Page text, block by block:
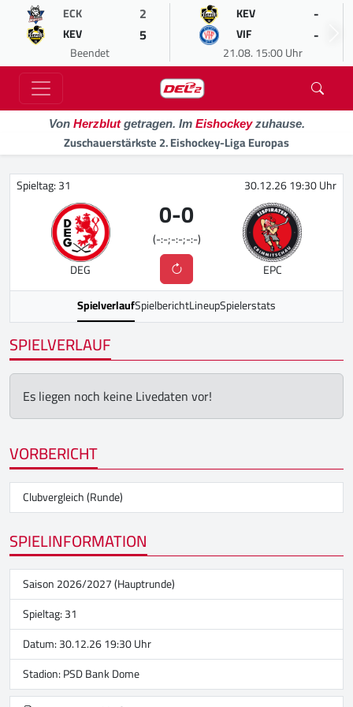
ECK 2
KEV 5
Beendet
KEV -
VIF -
21.08. 15:00 Uhr
Von Herzblutgetragen. Im Eishockeyzuhause.
Zuschauerstärkste 2. Eishockey-Liga Europas
Spieltag: 31 30.12.26 19:30 Uhr
DEG
0-0
(-:-;-:-;-:-)
EPC
SpielverlaufSpielberichtLineupSpielerstats
SPIELVERLAUF
Es liegen noch keine Livedaten vor!
VORBERICHT
Clubvergleich (Runde)
SPIELINFORMATION
Saison 2026/2027 (Hauptrunde)
Spieltag: 31
Datum: 30.12.26 19:30 Uhr
Stadion:PSD Bank Dome